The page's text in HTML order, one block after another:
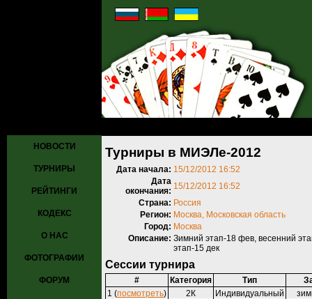
НОВОСТИ
ТУРНИРЫ
РЕЙТИНГИ
КОДЕКС
О НАС
ФОТОГРАФИИ
ФОРУМ
Турниры в МИЭЛе-2012
Дата начала: 15/12/2012 16:52
Дата
окончания: 15/12/2012 16:52
Страна: Россия
Регион: Москва, Московская область
Город: Москва
Описание: Зимний этап-18 фев, весенний
этап-15 дек
Сессии турнира
# Категория Тип
1 (посмотреть) 2К Индивидуальный